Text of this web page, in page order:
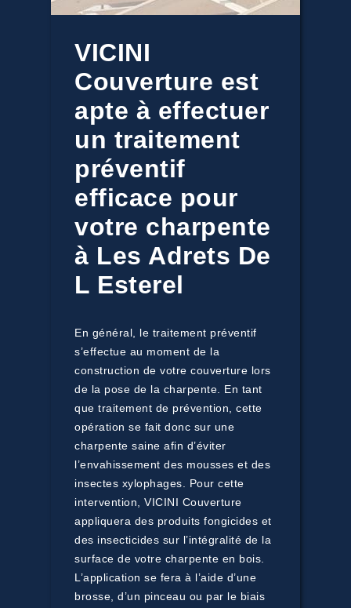
VICINI
Couverture est
apte à effectuer
un traitement
préventif
efficace pour
votre charpente
à Les Adrets De
L Esterel
En général, le traitement préventif
s’effectue au moment de la
construction de votre couverture lors
de la pose de la charpente. En tant
que traitement de prévention, cette
opération se fait donc sur une
charpente saine afin d’éviter
l’envahissement des mousses et des
insectes xylophages. Pour cette
intervention, VICINI Couverture
appliquera des produits fongicides et
des insecticides sur l’intégralité de la
surface de votre charpente en bois.
L’application se fera à l’aide d’une
brosse, d’un pinceau ou par le biais